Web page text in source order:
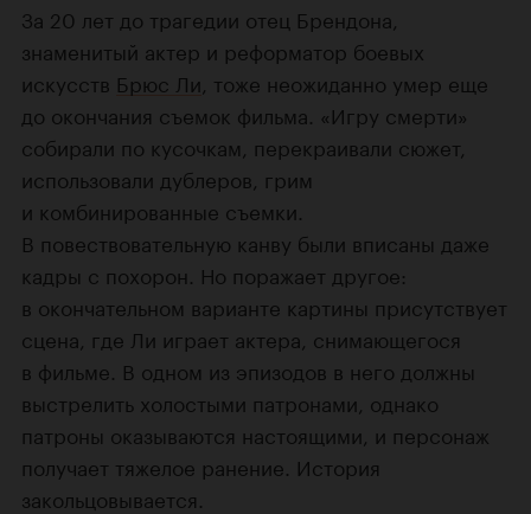
За 20 лет до трагедии отец Брендона,
знаменитый актер и реформатор боевых
искусств Брюс Ли , тоже неожиданно умер еще
до окончания съемок фильма. «Игру смерти»
собирали по кусочкам, перекраивали сюжет,
использовали дублеров, грим
и комбинированные съемки.
В повествовательную канву были вписаны даже
кадры с похорон. Но поражает другое:
в окончательном варианте картины присутствует
сцена, где Ли играет актера, снимающегося
в фильме. В одном из эпизодов в него должны
выстрелить холостыми патронами, однако
патроны оказываются настоящими, и персонаж
получает тяжелое ранение. История
закольцовывается.